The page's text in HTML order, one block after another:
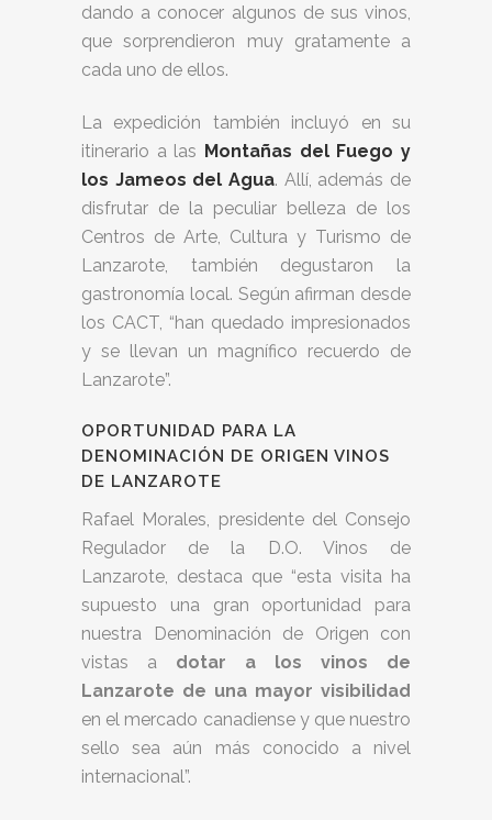
dando a conocer algunos de sus vinos,
que sorprendieron muy gratamente a
cada uno de ellos.
La expedición también incluyó en su
itinerario a las Montañas del Fuego y
los Jameos del Agua. Allí, además de
disfrutar de la peculiar belleza de los
Centros de Arte, Cultura y Turismo de
Lanzarote, también degustaron la
gastronomía local. Según afirman desde
los CACT, “han quedado impresionados
y se llevan un magnífico recuerdo de
Lanzarote”.
OPORTUNIDAD PARA LA
DENOMINACIÓN DE ORIGEN VINOS
DE LANZAROTE
Rafael Morales, presidente del Consejo
Regulador de la D.O. Vinos de
Lanzarote, destaca que “esta visita ha
supuesto una gran oportunidad para
nuestra Denominación de Origen con
vistas a dotar a los vinos de
Lanzarote de una mayor visibilidad
en el mercado canadiense y que nuestro
sello sea aún más conocido a nivel
internacional”.